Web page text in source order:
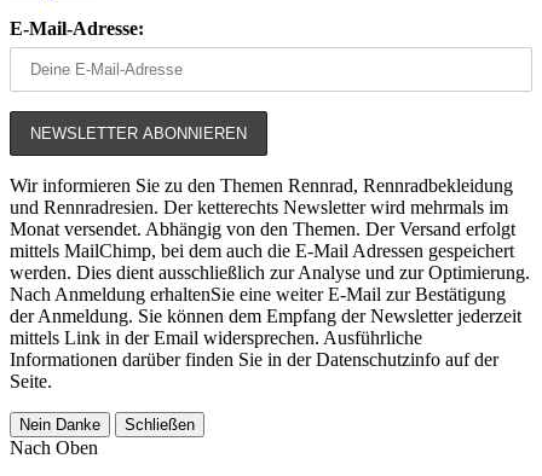
E-Mail-Adresse:
Wir informieren Sie zu den Themen Rennrad, Rennradbekleidung
und Rennradresien. Der ketterechts Newsletter wird mehrmals im
Monat versendet. Abhängig von den Themen. Der Versand erfolgt
mittels MailChimp, bei dem auch die E-Mail Adressen gespeichert
werden. Dies dient ausschließlich zur Analyse und zur Optimierung.
Nach Anmeldung erhaltenSie eine weiter E-Mail zur Bestätigung
der Anmeldung. Sie können dem Empfang der Newsletter jederzeit
mittels Link in der Email widersprechen. Ausführliche
Informationen darüber finden Sie in der Datenschutzinfo auf der
Seite.
Nein Danke Schließen
Nach Oben